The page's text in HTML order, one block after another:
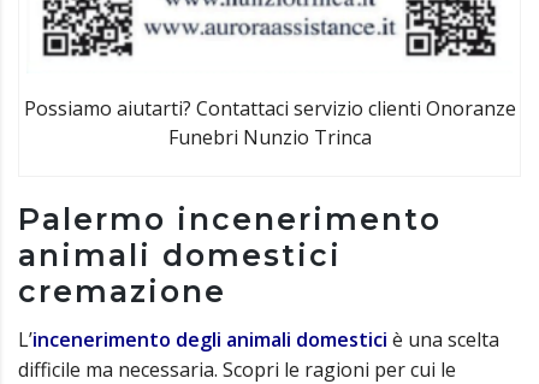
Possiamo aiutarti? Contattaci servizio clienti Onoranze
Funebri Nunzio Trinca
Palermo incenerimento
animali domestici
cremazione
L’incenerimento degli animali domestici è una scelta
difficile ma necessaria. Scopri le ragioni per cui le